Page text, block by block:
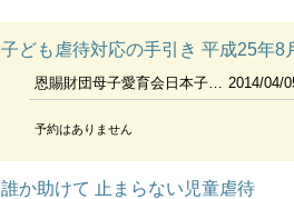
子ども虐待対応の手引き 平成25年8
恩賜財団母子愛育会日本子ども家庭総合研究所編 2014/04/
予約はありません
誰か助けて 止まらない児童虐待